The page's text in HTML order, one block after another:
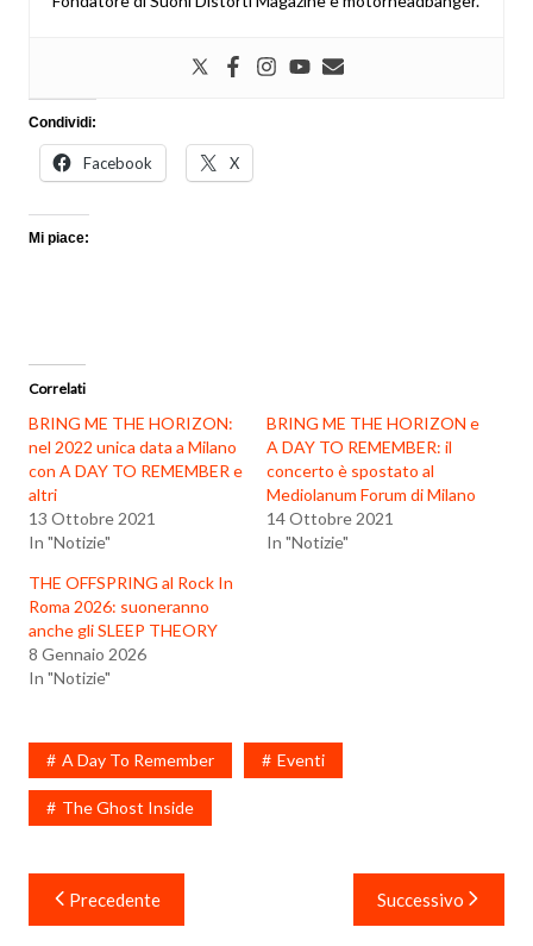
Condividi:
Facebook X
Mi piace:
Correlati
BRING ME THE HORIZON:
nel 2022 unica data a Milano
con A DAY TO REMEMBER e
altri
13 Ottobre 2021
In "Notizie"
BRING ME THE HORIZON e
A DAY TO REMEMBER: il
concerto è spostato al
Mediolanum Forum di Milano
14 Ottobre 2021
In "Notizie"
THE OFFSPRING al Rock In
Roma 2026: suoneranno
anche gli SLEEP THEORY
8 Gennaio 2026
In "Notizie"
A Day To Remember Eventi
The Ghost Inside
Navigazione
articoli
Precedente Successivo